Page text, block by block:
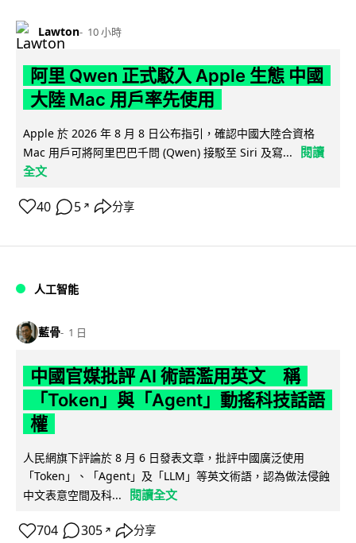
Lawton 10 小時
阿里 Qwen 正式駁入 Apple 生態 中國
大陸 Mac 用戶率先使用
Apple 於 2026 年 8 月 8 日公布指引，確認中國大陸合資格
Mac 用戶可將阿里巴巴千問 (Qwen) 接駁至 Siri 及寫...
閱讀
全文
40 5 ↗ 分享
人工智能
藍骨 1 日
中國官媒批評 AI 術語濫用英文 稱
「Token」與「Agent」動搖科技話語
權
人民網旗下評論於 8 月 6 日發表文章，批評中國廣泛使用
「Token」、「Agent」及「LLM」等英文術語，認為做法侵蝕
中文表意空間及科...
閱讀全文
704 305 ↗ 分享